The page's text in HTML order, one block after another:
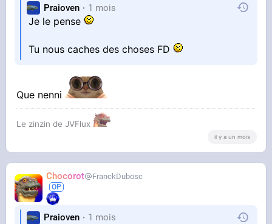
Praioven 1 mois
Je le pense
Tu nous caches des choses FD
Que nenni
Le zinzin de JVFlux
il y a un mois
Chocorot FranckDubosc
Praioven 1 mois